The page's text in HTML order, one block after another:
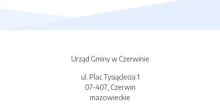
Urząd Gminy w Czerwinie
ul. Plac Tysiąclecia 1
07-407, Czerwin
mazowieckie